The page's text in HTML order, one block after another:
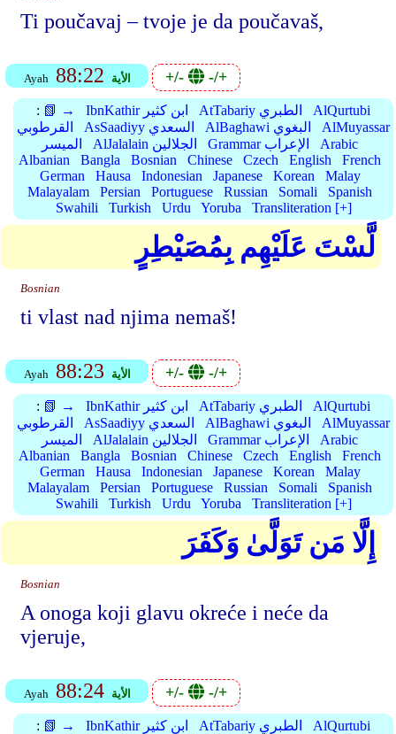
Ti poučavaj – tvoje je da poučavaš,
Ayah 88:22 الأية +/- -/+
: 📗 → IbnKathir ابن كثير AtTabariy الطبري
AlQurtubi
القرطوبي
AsSaadiyy السعدي AlBaghawi البغوي
AlMuyassar
الميسر
AlJalalain الجلالين Grammar الإعراب
Arabic
Albanian
Bangla Bosnian Chinese Czech English
French
German
Hausa Indonesian Japanese Korean
Malay
Malayalam
Persian Portuguese Russian Somali
Spanish
Swahili
Turkish Urdu Yoruba Transliteration [+]
لَّسْتَ عَلَيْهِم بِمُصَيْطِرٍ
Bosnian
ti vlast nad njima nemaš!
Ayah 88:23 الأية +/- -/+
: 📗 → IbnKathir ابن كثير AtTabariy الطبري
AlQurtubi
القرطوبي
AsSaadiyy السعدي AlBaghawi البغوي
AlMuyassar
الميسر
AlJalalain الجلالين Grammar الإعراب
Arabic
Albanian
Bangla Bosnian Chinese Czech English
French
German
Hausa Indonesian Japanese Korean
Malay
Malayalam
Persian Portuguese Russian Somali
Spanish
Swahili
Turkish Urdu Yoruba Transliteration [+]
إِلَّا مَن تَوَلَّىٰ وَكَفَرَ
Bosnian
A onoga koji glavu okreće i neće da
vjeruje,
Ayah 88:24 الأية +/- -/+
: 📗 → IbnKathir ابن كثير AtTabariy الطبري
AlQurtubi